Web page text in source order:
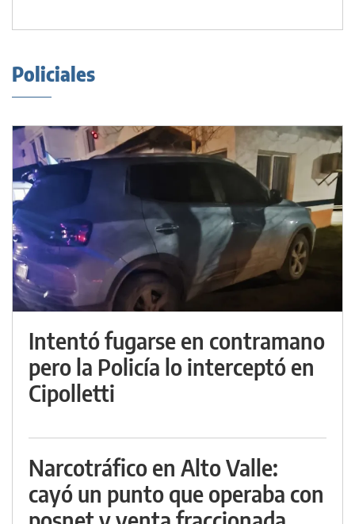
Policiales
Intentó fugarse en contramano
pero la Policía lo interceptó en
Cipolletti
Narcotráfico en Alto Valle:
cayó un punto que operaba con